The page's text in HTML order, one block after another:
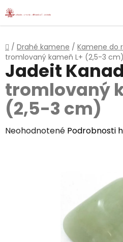
Prejsť
na
Domov
/ Drahé kamene / Kamene do
tromlovaný kameň L+ (2,5-3 cm)
Jadeit
tromlovaný
(2,5-3 cm)
Priemerné
Neohodnotené Podrobnosti